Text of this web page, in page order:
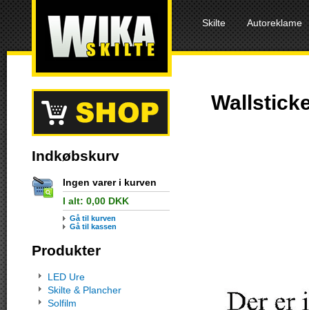
Skilte Autoreklame
Indkøbskurv
Ingen varer i kurven
I alt: 0,00 DKK
Gå til kurven
Gå til kassen
Produkter
LED Ure
Skilte & Plancher
Solfilm